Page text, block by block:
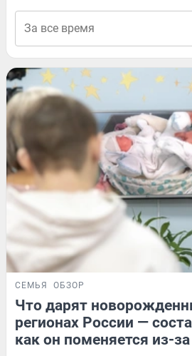
СЕМЬЯ ОБЗОР
Что дарят
регионах России —
как он поменяется из-